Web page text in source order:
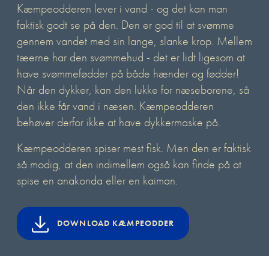
Kæmpeodderen lever i vand - og det kan man
faktisk godt se på den. Den er god til at svømme
gennem vandet med sin lange, slanke krop. Mellem
tæerne har den svømmehud - det er lidt ligesom at
have svømmefødder på både hænder og fødder!
Når den dykker, kan den lukke for næseborene, så
den ikke får vand i næsen. Kæmpeodderen
behøver derfor ikke at have dykkermaske på.
Kæmpeodderen spiser mest fisk. Men den er faktisk
så modig, at den indimellem også kan finde på at
spise en anakonda eller en kaiman.
DOWNLOAD KÆMPEODDER